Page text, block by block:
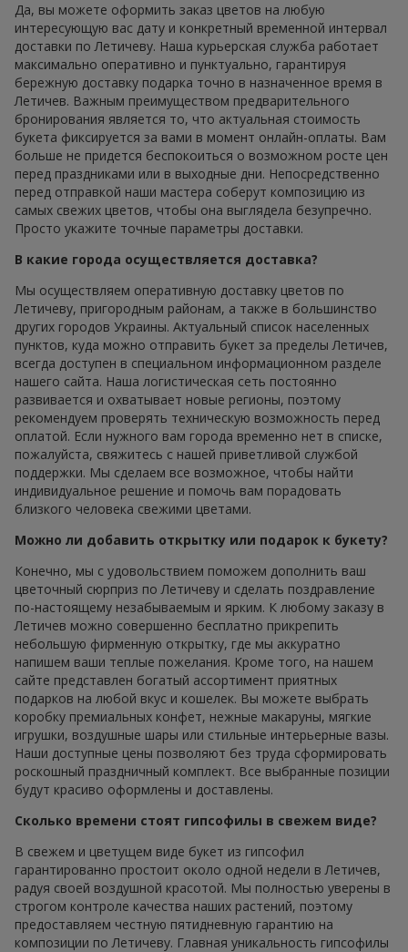
Да, вы можете оформить заказ цветов на любую
интересующую вас дату и конкретный временной интервал
доставки по Летичеву. Наша курьерская служба работает
максимально оперативно и пунктуально, гарантируя
бережную доставку подарка точно в назначенное время в
Летичев. Важным преимуществом предварительного
бронирования является то, что актуальная стоимость
букета фиксируется за вами в момент онлайн-оплаты. Вам
больше не придется беспокоиться о возможном росте цен
перед праздниками или в выходные дни. Непосредственно
перед отправкой наши мастера соберут композицию из
самых свежих цветов, чтобы она выглядела безупречно.
Просто укажите точные параметры доставки.
В какие города осуществляется доставка?
Мы осуществляем оперативную доставку цветов по
Летичеву, пригородным районам, а также в большинство
других городов Украины. Актуальный список населенных
пунктов, куда можно отправить букет за пределы Летичев,
всегда доступен в специальном информационном разделе
нашего сайта. Наша логистическая сеть постоянно
развивается и охватывает новые регионы, поэтому
рекомендуем проверять техническую возможность перед
оплатой. Если нужного вам города временно нет в списке,
пожалуйста, свяжитесь с нашей приветливой службой
поддержки. Мы сделаем все возможное, чтобы найти
индивидуальное решение и помочь вам порадовать
близкого человека свежими цветами.
Можно ли добавить открытку или подарок к букету?
Конечно, мы с удовольствием поможем дополнить ваш
цветочный сюрприз по Летичеву и сделать поздравление
по-настоящему незабываемым и ярким. К любому заказу в
Летичев можно совершенно бесплатно прикрепить
небольшую фирменную открытку, где мы аккуратно
напишем ваши теплые пожелания. Кроме того, на нашем
сайте представлен богатый ассортимент приятных
подарков на любой вкус и кошелек. Вы можете выбрать
коробку премиальных конфет, нежные макаруны, мягкие
игрушки, воздушные шары или стильные интерьерные вазы.
Наши доступные цены позволяют без труда сформировать
роскошный праздничный комплект. Все выбранные позиции
будут красиво оформлены и доставлены.
Сколько времени стоят гипсофилы в свежем виде?
В свежем и цветущем виде букет из гипсофил
гарантированно простоит около одной недели в Летичев,
радуя своей воздушной красотой. Мы полностью уверены в
строгом контроле качества наших растений, поэтому
предоставляем честную пятидневную гарантию на
композиции по Летичеву. Главная уникальность гипсофилы